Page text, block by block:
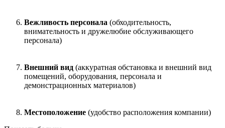
Вежливость персонала (обходительность,
внимательность и дружелюбие обслуживающего
персонала)
Внешний вид (аккуратная обстановка и внешний вид
помещений, оборудования, персонала и
демонстрационных материалов)
Местоположение (удобство расположения компании)